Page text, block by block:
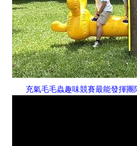
充氣毛毛蟲趣味競賽最能發揮